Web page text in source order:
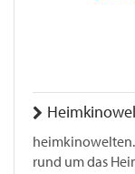
rund um das